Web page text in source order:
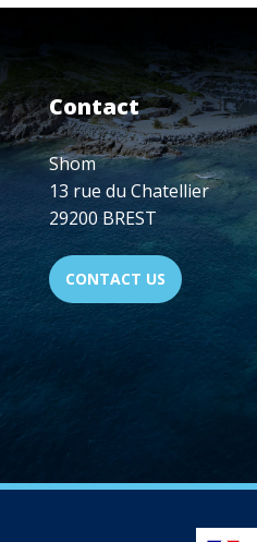
Contact
Shom
13 rue du Chatellier
29200 BREST
CONTACT US